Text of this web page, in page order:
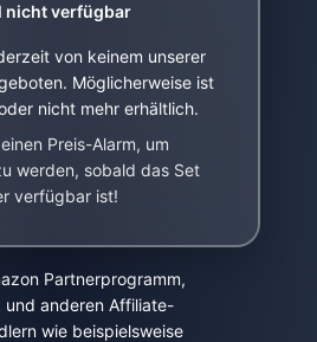
nicht verfügbar
von keinem unserer
Möglicherweise ist
nicht mehr erhältlich.
Preis-Alarm, um
werden, sobald das Set
verfügbar ist!
Partnerprogramm,
anderen Affiliate-
wie beispielsweise